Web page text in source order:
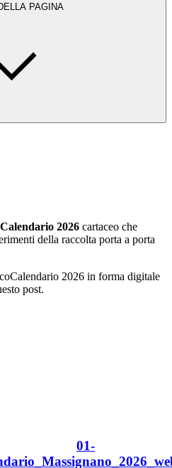
PAGINA
2026 cartaceo che
della raccolta porta a porta
2026 in forma digitale
post.
01-